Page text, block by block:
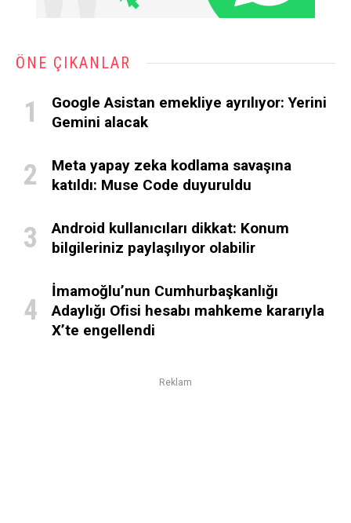
ÖNE ÇIKANLAR
Google Asistan emekliye ayrılıyor: Yerini
Gemini alacak
Meta yapay zeka kodlama savaşına
katıldı: Muse Code duyuruldu
Android kullanıcıları dikkat: Konum
bilgileriniz paylaşılıyor olabilir
İmamoğlu’nun Cumhurbaşkanlığı
Adaylığı Ofisi hesabı mahkeme kararıyla
X’te engellendi
Reklam